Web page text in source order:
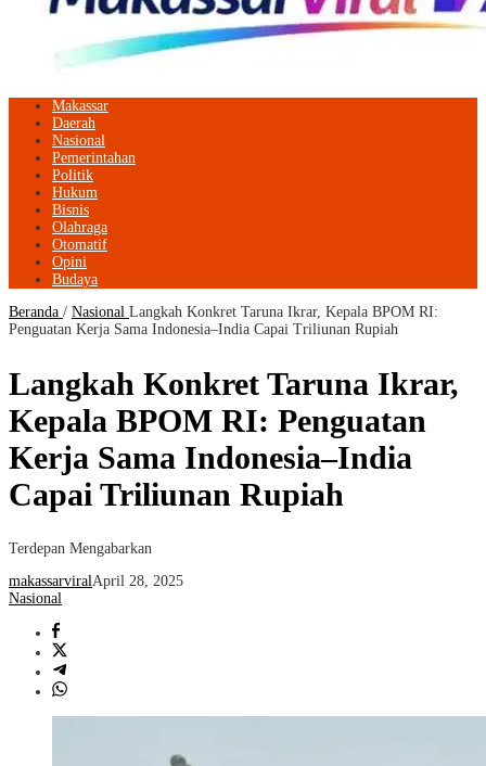
Makassar
Daerah
Nasional
Pemerintahan
Politik
Hukum
Bisnis
Olahraga
Otomatif
Opini
Budaya
Beranda / Nasional Langkah Konkret Taruna Ikrar, Kepala BPOM RI:
Penguatan Kerja Sama Indonesia–India Capai Triliunan Rupiah
Langkah Konkret Taruna Ikrar,
Kepala BPOM RI: Penguatan
Kerja Sama Indonesia–India
Capai Triliunan Rupiah
Terdepan Mengabarkan
makassarviralApril 28, 2025
Nasional